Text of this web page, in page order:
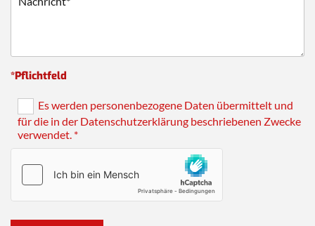
*Pflichtfeld
Es werden personenbezogene Daten übermittelt und
für die in der Datenschutzerklärung beschriebenen Zwecke
verwendet. *